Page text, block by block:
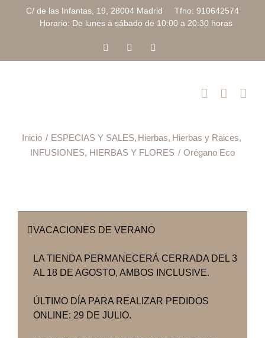
C/ de las Infantas, 19, 28004 Madrid Tfno: 910642574
Horario: De lunes a sábado de 10:00 a 20:30 horas
FacebookInstagram
Inicio ESPECIAS Y SALES Hierbas Hierbas y Raices
INFUSIONES, HIERBAS Y FLORES
Orégano Eco
VACACIONES DE VERANO
LA TIENDA PERMANECERÁ CERRADA DEL 3
AL 18 DE AGOSTO, AMBOS INCLUSIVE.
ÚLTIMO DÍA PARA REALIZAR PEDIDOS
ONLINE: 29 DE JULIO.